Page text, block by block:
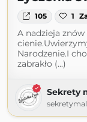
105 1
A nadzieja
Narodzenie.I
zabrakło (...)
Sekrety